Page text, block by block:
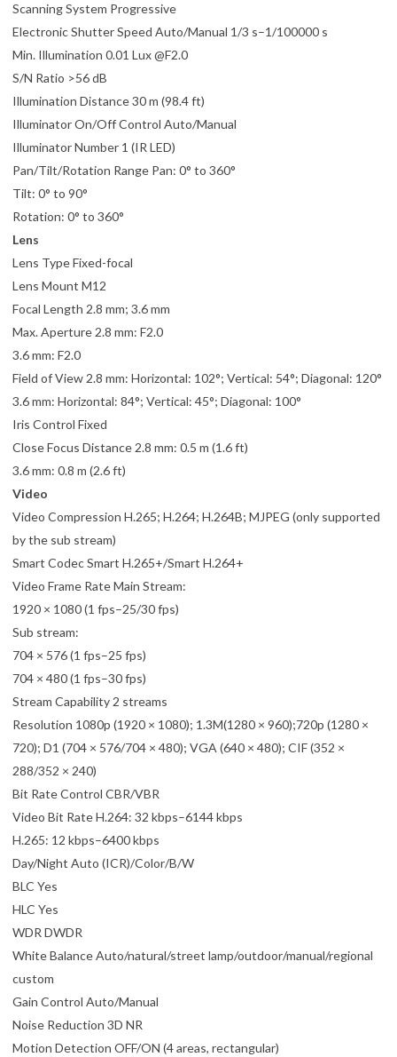
Scanning System Progressive
Electronic Shutter Speed Auto/Manual 1/3 s–1/100000 s
Min. Illumination 0.01 Lux @F2.0
S/N Ratio >56 dB
Illumination Distance 30 m (98.4 ft)
Illuminator On/Off Control Auto/Manual
Illuminator Number 1 (IR LED)
Pan/Tilt/Rotation Range Pan: 0° to 360°
Tilt: 0° to 90°
Rotation: 0° to 360°
Lens
Lens Type Fixed-focal
Lens Mount M12
Focal Length 2.8 mm; 3.6 mm
Max. Aperture 2.8 mm: F2.0
3.6 mm: F2.0
Field of View 2.8 mm: Horizontal: 102°; Vertical: 54°; Diagonal: 120°
3.6 mm: Horizontal: 84°; Vertical: 45°; Diagonal: 100°
Iris Control Fixed
Close Focus Distance 2.8 mm: 0.5 m (1.6 ft)
3.6 mm: 0.8 m (2.6 ft)
Video
Video Compression H.265; H.264; H.264B; MJPEG (only supported
by the sub stream)
Smart Codec Smart H.265+/Smart H.264+
Video Frame Rate Main Stream:
1920 × 1080 (1 fps–25/30 fps)
Sub stream:
704 × 576 (1 fps–25 fps)
704 × 480 (1 fps–30 fps)
Stream Capability 2 streams
Resolution 1080p (1920 × 1080); 1.3M(1280 × 960);720p (1280 ×
720); D1 (704 × 576/704 × 480); VGA (640 × 480); CIF (352 ×
288/352 × 240)
Bit Rate Control CBR/VBR
Video Bit Rate H.264: 32 kbps–6144 kbps
H.265: 12 kbps–6400 kbps
Day/Night Auto (ICR)/Color/B/W
BLC Yes
HLC Yes
WDR DWDR
White Balance Auto/natural/street lamp/outdoor/manual/regional
custom
Gain Control Auto/Manual
Noise Reduction 3D NR
Motion Detection OFF/ON (4 areas, rectangular)